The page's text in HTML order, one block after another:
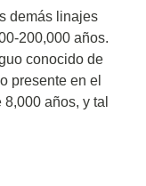
demás linajes
200,000 años.
conocido de
presente en el
años, y tal